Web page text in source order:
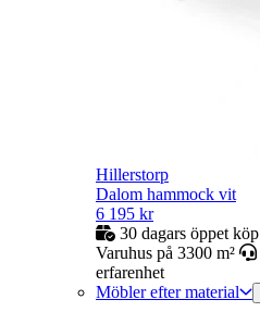
Hillerstorp
Dalom hammock vit
6 195 kr
30 dagars öppet köp
Varuhus på 3300 m²
erfarenhet
Möbler efter material